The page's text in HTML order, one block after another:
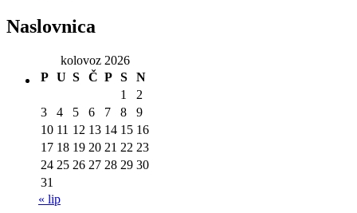
Naslovnica
kolovoz 2026
P U S Č P S
N
1
2
3
4 5 6 7 8
9
10 11 12 13 14 15 16
17 18 19 20 21 22 23
24 25 26 27 28 29 30
31
« lip